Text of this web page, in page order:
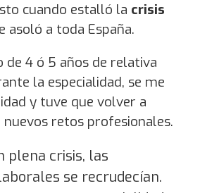
cuando estalló la crisis
asoló a toda España.
de 4 ó 5 años de relativa
la especialidad, se me
y tuve que volver a
retos profesionales.
plena crisis, las
se recrudecían.